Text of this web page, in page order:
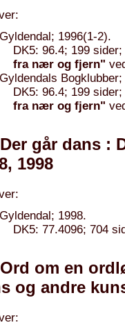
Gyldendal; 1996(1-2).
DK5: 96.4; 199
fra nær og fjern"
Gyldendals Bogklubber;
DK5: 96.4; 199
fra nær og fjern"
går dans :
1998
Gyldendal; 1998.
DK5: 77.4096; 704
om en
og andre